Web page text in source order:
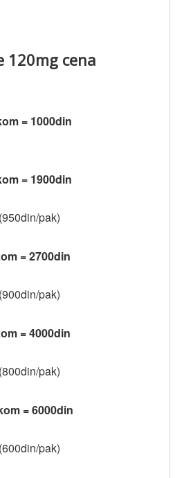
120mg cena
= 1000din
= 1900din
(950din/pak)
= 2700din
(900din/pak)
= 4000din
(800din/pak)
= 6000din
(600din/pak)